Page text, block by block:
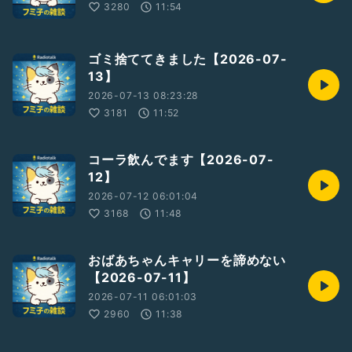
3280
11:54
ゴミ捨ててきました【2026-07-
13】
2026-07-13 08:23:28
3181
11:52
コーラ飲んでます【2026-07-
12】
2026-07-12 06:01:04
3168
11:48
おばあちゃんキャリーを諦めない
【2026-07-11】
2026-07-11 06:01:03
2960
11:38